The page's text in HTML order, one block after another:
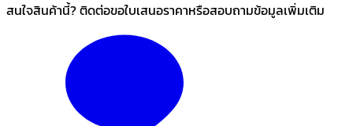
สนใจสินค้านี้? ติดต่อขอใบเสนอราคาหรือสอบถามข้อมูลเพิ่มเติม